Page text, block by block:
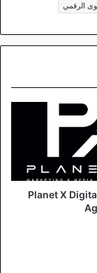
الرقمي
Planet X